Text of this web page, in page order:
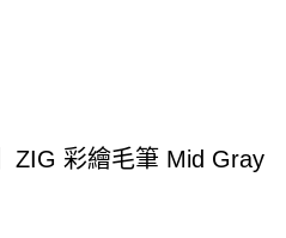
ZIG 彩繪毛筆 Mid Gray